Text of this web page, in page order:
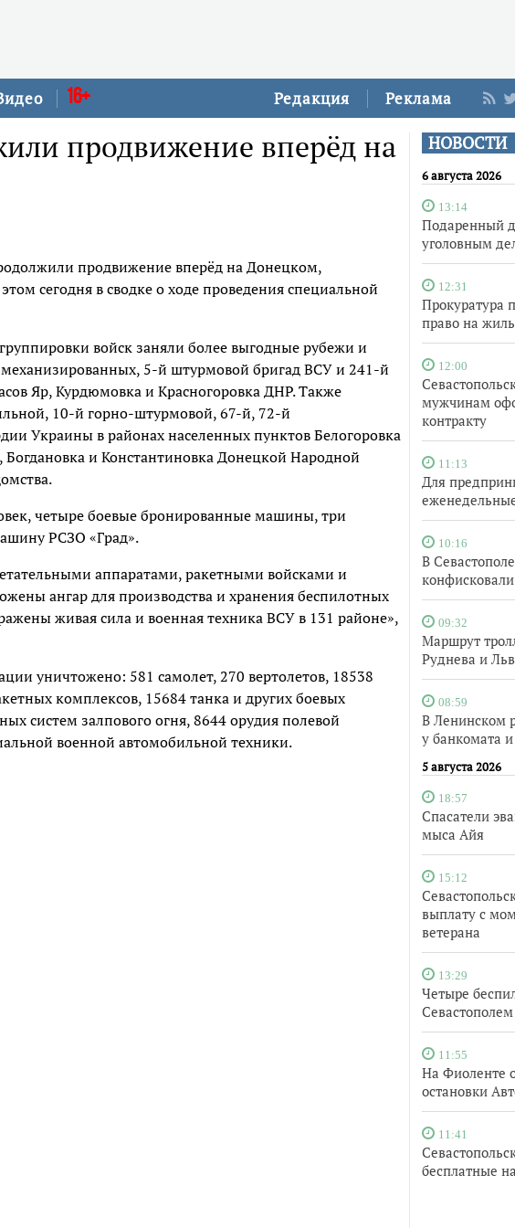
Редакция Реклама
16+
НОВОСТИ
6 августа 2026
13:14
Подаренный
уголовным
12:31
Прокуратура
право на
12:00
мужчинам
контракту
11:13
Для
10:16
В
09:32
Маршрут
Руднева и
08:59
В Ленинском
у банкомата
5 августа 2026
18:57
Спасатели
мыса Айя
15:12
выплату с
ветерана
13:29
Четыре
Севастополем
11:55
На Фиоленте
остановки
11:41
бесплатные
продвижение вперёд на
продвижение вперёд на Донецком,
сегодня в сводке о ходе проведения специальной
войск заняли более выгодные рубежи и
5-й штурмовой бригад ВСУ и 241-й
Яр, Курдюмовка и Красногоровка ДНР. Также
10-й горно-штурмовой, 67-й, 72-й
Украины в районах населенных пунктов Белогоровка
и Константиновка Донецкой Народной
четыре боевые бронированные машины, три
РСЗО «Град».
аппаратами, ракетными войсками и
ангар для производства и хранения беспилотных
живая сила и военная техника ВСУ в 131 районе»,
уничтожено: 581 самолет, 270 вертолетов, 18538
комплексов, 15684 танка и других боевых
систем залпового огня, 8644 орудия полевой
военной автомобильной техники.